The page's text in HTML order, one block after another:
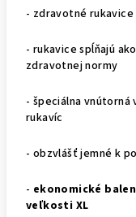
- zdravotné rukavice
- rukavice spĺňajú
zdravotnej normy
- špeciálna
rukavíc
- obzvlášť jemné k
- ekonomické
veľkosti XL